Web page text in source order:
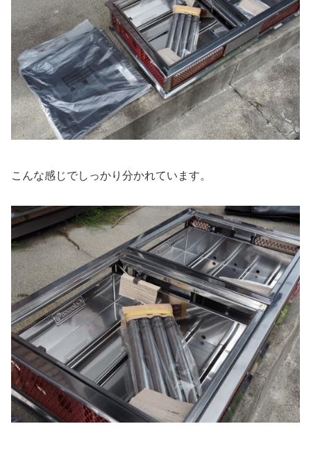
こんな感じでしっかり分かれています。